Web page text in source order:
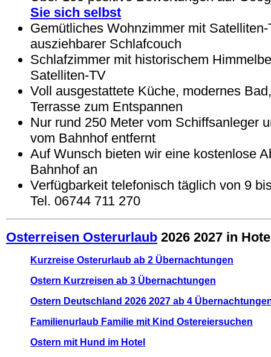
Sie sich selbst
Gemütliches Wohnzimmer mit
ausziehbarer Schlafcouch
Schlafzimmer mit historischem
Satelliten-TV
Voll ausgestattete Küche, modernes
Terrasse zum Entspannen
Nur rund 250 Meter vom Schiffsanleger
vom Bahnhof entfernt
Auf Wunsch bieten wir eine kostenlose
Bahnhof an
Verfügbarkeit telefonisch täglich von 9
Tel. 06744 711 270
Osterreisen Osterurlaub 2026 2027 in
Kurzreise Osterurlaub ab 2 Übernachtungen
Ostern Kurzreisen ab 3 Übernachtungen
Ostern Deutschland 2026 2027 ab 4
Familienurlaub Familie mit Kind Ostereiersuchen
Ostern mit Hund im Hotel